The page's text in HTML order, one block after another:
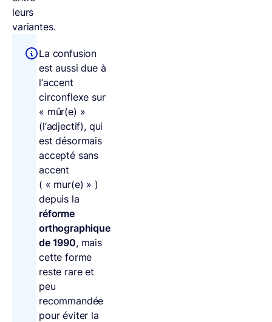
leurs
variantes.
La confusion
est aussi due à
l’accent
circonflexe sur
« mûr(e) »
(l’adjectif), qui
est désormais
accepté sans
accent
( « mur(e) » )
depuis la
réforme
orthographique
de 1990, mais
cette forme
reste rare et
peu
recommandée
pour éviter la